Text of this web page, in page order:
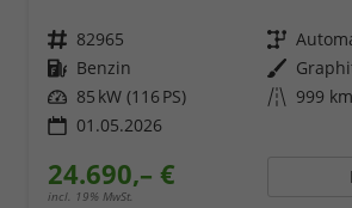
Fahrzeugnr. 82965 Getriebe
Kraftstoff Benzin Außenfarbe
Leistung 85 kW (116 PS) Kilometerstand 999 km
01.05.2026
24.690,– €
incl. 19% MwSt.